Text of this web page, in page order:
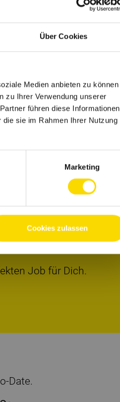
Über Cookies
Medien anbieten zu können
zu Ihrer Verwendung unserer
führen diese Informationen
sie im Rahmen Ihrer Nutzung
Marketing
Cookies zulassen
Job für Dich.
Date.